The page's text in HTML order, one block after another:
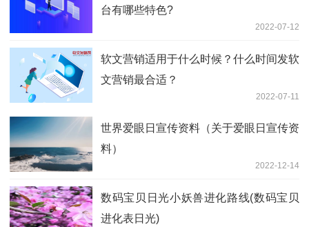
台有哪些特色?
2022-07-12
软文营销适用于什么时候？什么时间发软
文营销最合适？
2022-07-11
世界爱眼日宣传资料（关于爱眼日宣传资
料）
2022-12-14
数码宝贝日光小妖兽进化路线(数码宝贝
进化表日光)